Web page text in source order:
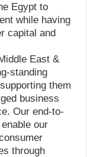
Egypt to
while having
capital and
East &
standing
them
business
Our end-to-
our
through